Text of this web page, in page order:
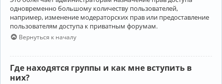
одновременно большому количеству пользователей,
например, изменение модераторских прав или предоставление
пользователям доступа к приватным форумам.
Вернуться к началу
Где находятся группы и как мне вступить в
них?